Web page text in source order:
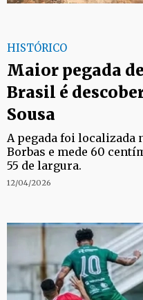
HISTÓRICO
Maior pegada
Brasil é
Sousa
A pegada foi localizada
Borbas e mede 60
55 de largura.
12/04/2026